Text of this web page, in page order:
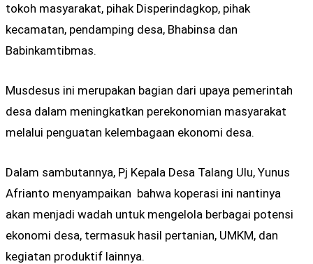
tokoh masyarakat, pihak Disperindagkop, pihak
kecamatan, pendamping desa, Bhabinsa dan
Babinkamtibmas.
Musdesus ini merupakan bagian dari upaya pemerintah
desa dalam meningkatkan perekonomian masyarakat
melalui penguatan kelembagaan ekonomi desa.
Dalam sambutannya, Pj Kepala Desa Talang Ulu, Yunus
Afrianto menyampaikan bahwa koperasi ini nantinya
akan menjadi wadah untuk mengelola berbagai potensi
ekonomi desa, termasuk hasil pertanian, UMKM, dan
kegiatan produktif lainnya.